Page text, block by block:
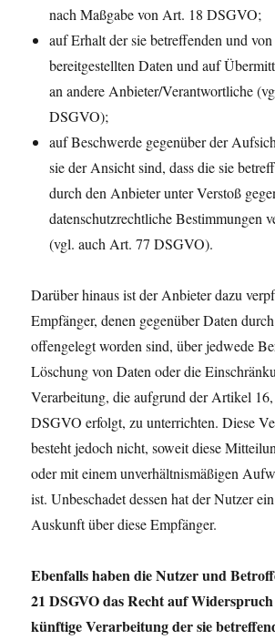
nach Maßgabe von Art. 18 DSGVO;
auf Erhalt der sie betreffenden und
bereitgestellten Daten und auf
an andere Anbieter/Verantwortliche
DSGVO);
auf Beschwerde gegenüber der
sie der Ansicht sind, dass die sie
durch den Anbieter unter Verstoß
datenschutzrechtliche Bestimmungen
(vgl. auch Art. 77 DSGVO).
Darüber hinaus ist der Anbieter dazu
Empfänger, denen gegenüber Daten
offengelegt worden sind, über jedwede
Löschung von Daten oder die
Verarbeitung, die aufgrund der Artikel
DSGVO erfolgt, zu unterrichten. Diese
besteht jedoch nicht, soweit diese
oder mit einem unverhältnismäßigen
ist. Unbeschadet dessen hat der Nutzer
Auskunft über diese Empfänger.
Ebenfalls haben die Nutzer und
21 DSGVO das Recht auf Widerspruch
künftige Verarbeitung der sie